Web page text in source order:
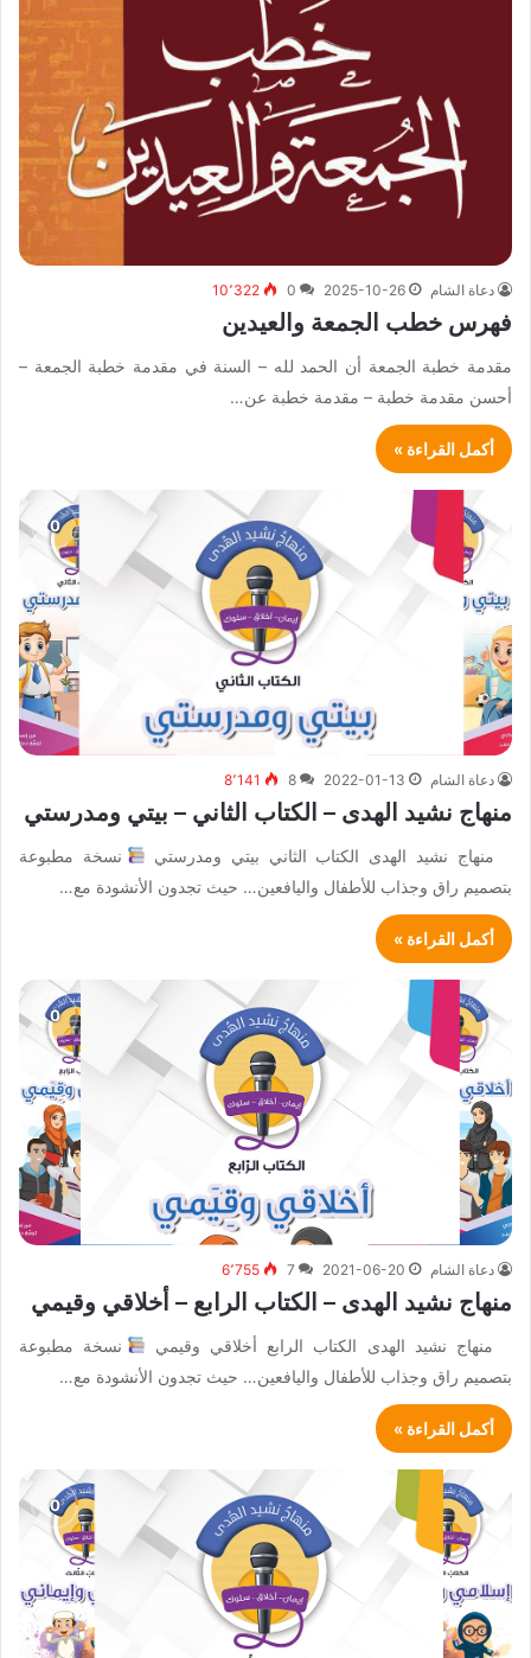
دعاة الشام 2025-10-26
0 10٬322
فهرس خطب الجمعة والعيدين
مقدمة خطبة الجمعة أن الحمد لله – السنة في مقدمة خطبة الجمعة –
أحسن مقدمة خطبة – مقدمة خطبة عن…
أكمل القراءة »
دعاة الشام 2022-01-13
8 8٬141
منهاج نشيد الهدى – الكتاب الثاني – بيتي ومدرستي
منهاج نشيد الهدى الكتاب الثاني بيتي ومدرستي
نسخة مطبوعة
بتصميم راق وجذاب للأطفال واليافعين… حيث تجدون الأنشودة مع…
أكمل القراءة »
دعاة الشام 2021-06-20
7 6٬755
منهاج نشيد الهدى – الكتاب الرابع – أخلاقي وقيمي
منهاج نشيد الهدى الكتاب الرابع أخلاقي وقيمي
نسخة مطبوعة
بتصميم راق وجذاب للأطفال واليافعين… حيث تجدون الأنشودة مع…
أكمل القراءة »